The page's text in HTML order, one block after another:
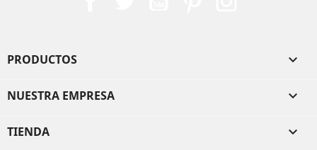
PRODUCTOS 
NUESTRA EMPRESA 
TIENDA 